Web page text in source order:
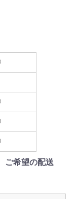
ご希望の配送